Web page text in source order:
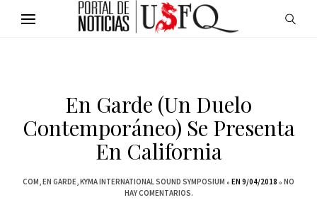
En Garde (Un Duelo
Contemporáneo) Se Presenta
En California
COM EN GARDE KYMA INTERNATIONAL SOUND SYMPOSIUM EN 9/04/2018
NO
HAY COMENTARIOS.